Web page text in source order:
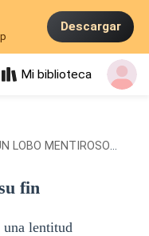
Descargar
Mi biblioteca
LOBO MENTIROSO
fin
una lentitud